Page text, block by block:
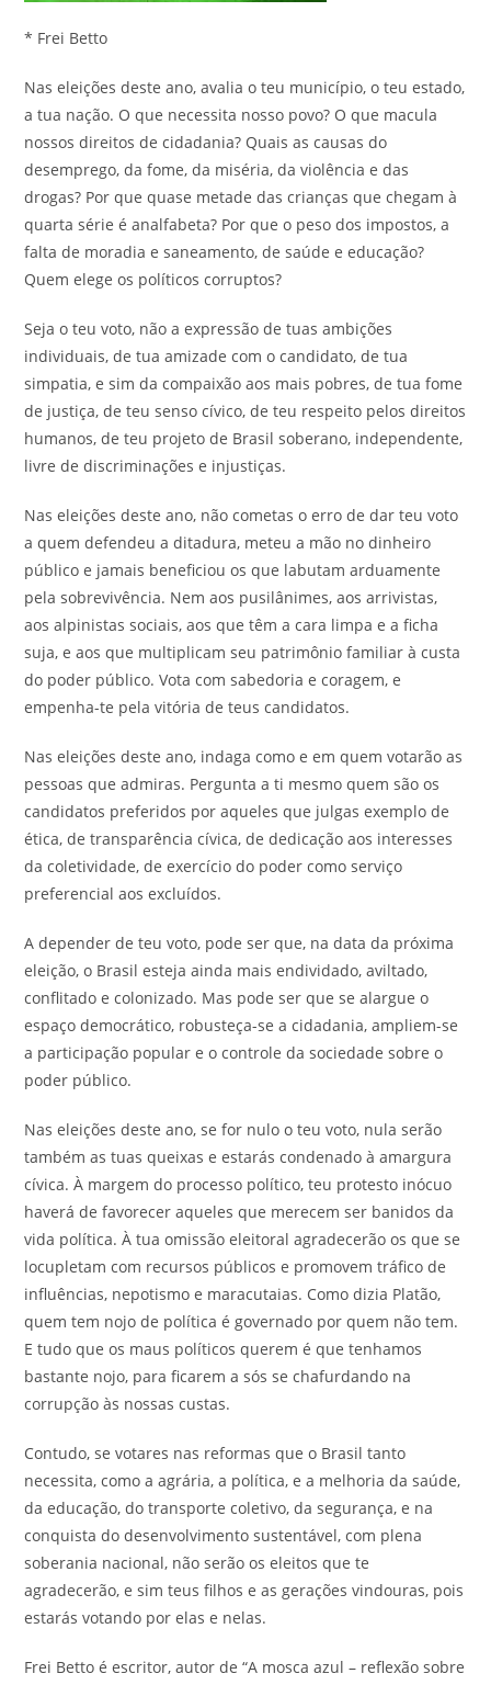
* Frei Betto
Nas eleições deste ano, avalia o teu município, o teu estado,
a tua nação. O que necessita nosso povo? O que macula
nossos direitos de cidadania? Quais as causas do
desemprego, da fome, da miséria, da violência e das
drogas? Por que quase metade das crianças que chegam à
quarta série é analfabeta? Por que o peso dos impostos, a
falta de moradia e saneamento, de saúde e educação?
Quem elege os políticos corruptos?
Seja o teu voto, não a expressão de tuas ambições
individuais, de tua amizade com o candidato, de tua
simpatia, e sim da compaixão aos mais pobres, de tua fome
de justiça, de teu senso cívico, de teu respeito pelos direitos
humanos, de teu projeto de Brasil soberano, independente,
livre de discriminações e injustiças.
Nas eleições deste ano, não cometas o erro de dar teu voto
a quem defendeu a ditadura, meteu a mão no dinheiro
público e jamais beneficiou os que labutam arduamente
pela sobrevivência. Nem aos pusilânimes, aos arrivistas,
aos alpinistas sociais, aos que têm a cara limpa e a ficha
suja, e aos que multiplicam seu patrimônio familiar à custa
do poder público. Vota com sabedoria e coragem, e
empenha-te pela vitória de teus candidatos.
Nas eleições deste ano, indaga como e em quem votarão as
pessoas que admiras. Pergunta a ti mesmo quem são os
candidatos preferidos por aqueles que julgas exemplo de
ética, de transparência cívica, de dedicação aos interesses
da coletividade, de exercício do poder como serviço
preferencial aos excluídos.
A depender de teu voto, pode ser que, na data da próxima
eleição, o Brasil esteja ainda mais endividado, aviltado,
conflitado e colonizado. Mas pode ser que se alargue o
espaço democrático, robusteça-se a cidadania, ampliem-se
a participação popular e o controle da sociedade sobre o
poder público.
Nas eleições deste ano, se for nulo o teu voto, nula serão
também as tuas queixas e estarás condenado à amargura
cívica. À margem do processo político, teu protesto inócuo
haverá de favorecer aqueles que merecem ser banidos da
vida política. À tua omissão eleitoral agradecerão os que se
locupletam com recursos públicos e promovem tráfico de
influências, nepotismo e maracutaias. Como dizia Platão,
quem tem nojo de política é governado por quem não tem.
E tudo que os maus políticos querem é que tenhamos
bastante nojo, para ficarem a sós se chafurdando na
corrupção às nossas custas.
Contudo, se votares nas reformas que o Brasil tanto
necessita, como a agrária, a política, e a melhoria da saúde,
da educação, do transporte coletivo, da segurança, e na
conquista do desenvolvimento sustentável, com plena
soberania nacional, não serão os eleitos que te
agradecerão, e sim teus filhos e as gerações vindouras, pois
estarás votando por elas e nelas.
Frei Betto é escritor, autor de “A mosca azul – reflexão sobre